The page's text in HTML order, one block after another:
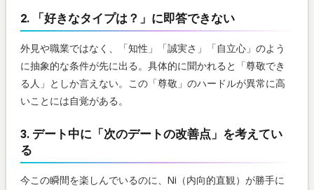
2. 「好きなタイプは？」に即答できない
外見や職業ではなく、「知性」「誠実さ」「自立心」のよう
に抽象的な条件が先に出る。具体的に聞かれると「尊敬でき
る人」としか言えない。この「尊敬」のハードルが異常に高
いことには自覚がある。
3. デート中に「次のデートの改善点」を考えてい
る
今この瞬間を楽しんでいるのに、Ni（内向的直観）が勝手に